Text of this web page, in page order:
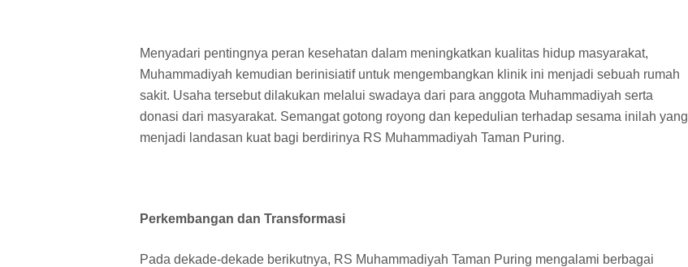
Menyadari pentingnya peran kesehatan dalam meningkatkan kualitas hidup masyarakat,
Muhammadiyah kemudian berinisiatif untuk mengembangkan klinik ini menjadi sebuah rumah
sakit. Usaha tersebut dilakukan melalui swadaya dari para anggota Muhammadiyah serta
donasi dari masyarakat. Semangat gotong royong dan kepedulian terhadap sesama inilah yang
menjadi landasan kuat bagi berdirinya RS Muhammadiyah Taman Puring.
Perkembangan dan Transformasi
Pada dekade-dekade berikutnya, RS Muhammadiyah Taman Puring mengalami berbagai